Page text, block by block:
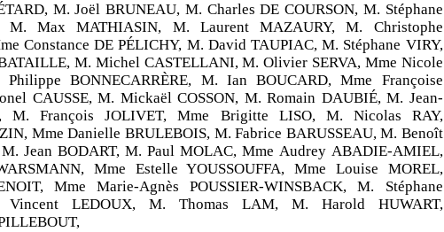
M. Joël BRUNEAU, M. Charles DE COURSON, M. Stéphane
M. Max MATHIASIN, M. Laurent MAZAURY, M. Christophe
Constance DE PÉLICHY, M. David TAUPIAC, M. Stéphane VIRY,
M. Michel CASTELLANI, M. Olivier SERVA, Mme Nicole
Philippe BONNECARRÈRE, M. Ian BOUCARD, Mme Françoise
CAUSSE, M. Mickaël COSSON, M. Romain DAUBIÉ, M. Jean-
M. François JOLIVET, Mme Brigitte LISO, M. Nicolas RAY,
Mme Danielle BRULEBOIS, M. Fabrice BARUSSEAU, M. Benoît
Jean BODART, M. Paul MOLAC, Mme Audrey ABADIE-AMIEL,
Mme Estelle YOUSSOUFFA, Mme Louise MOREL,
Mme Marie-Agnès POUSSIER-WINSBACK, M. Stéphane
Vincent LEDOUX, M. Thomas LAM, M. Harold HUWART,